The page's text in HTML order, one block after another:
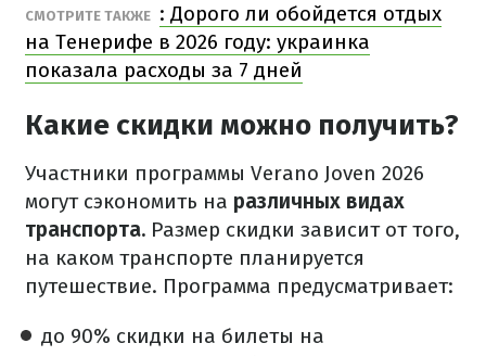
СМОТРИТЕ ТАКЖЕ : Дорого ли обойдется отдых
на Тенерифе в 2026 году: украинка
показала расходы за 7 дней
Какие скидки можно получить?
Участники программы Verano Joven 2026
могут сэкономить на различных видах
транспорта. Размер скидки зависит от того,
на каком транспорте планируется
путешествие. Программа предусматривает:
до 90% скидки на билеты на